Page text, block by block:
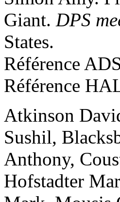
Giant. DPS
States.
Référence
Référence
Atkinson
Sushil,
Anthony,
Hofstadter